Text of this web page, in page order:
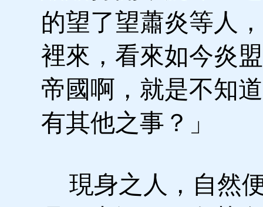
的望了望蕭炎等人
裡來，看來如今炎
帝國啊，就是不知
有其他之事？」
現身之人，自然